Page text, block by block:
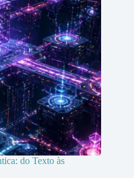
do Texto às